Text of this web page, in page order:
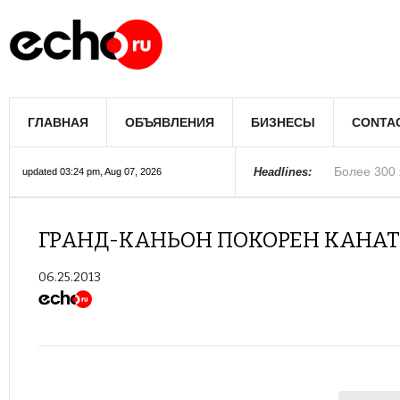
ГЛАВНАЯ ОБЪЯВЛЕНИЯ БИЗНЕСЫ
updated 03:24 pm, Aug 07, 2026 Headlines:
Мэрию
Более 300
В округе
Фермеры
В Лас-
Раскрыты
Ариана
Стало
В Госдуме
ГРАНД-КАНЬОН ПОКОРЕН
06.25.2013